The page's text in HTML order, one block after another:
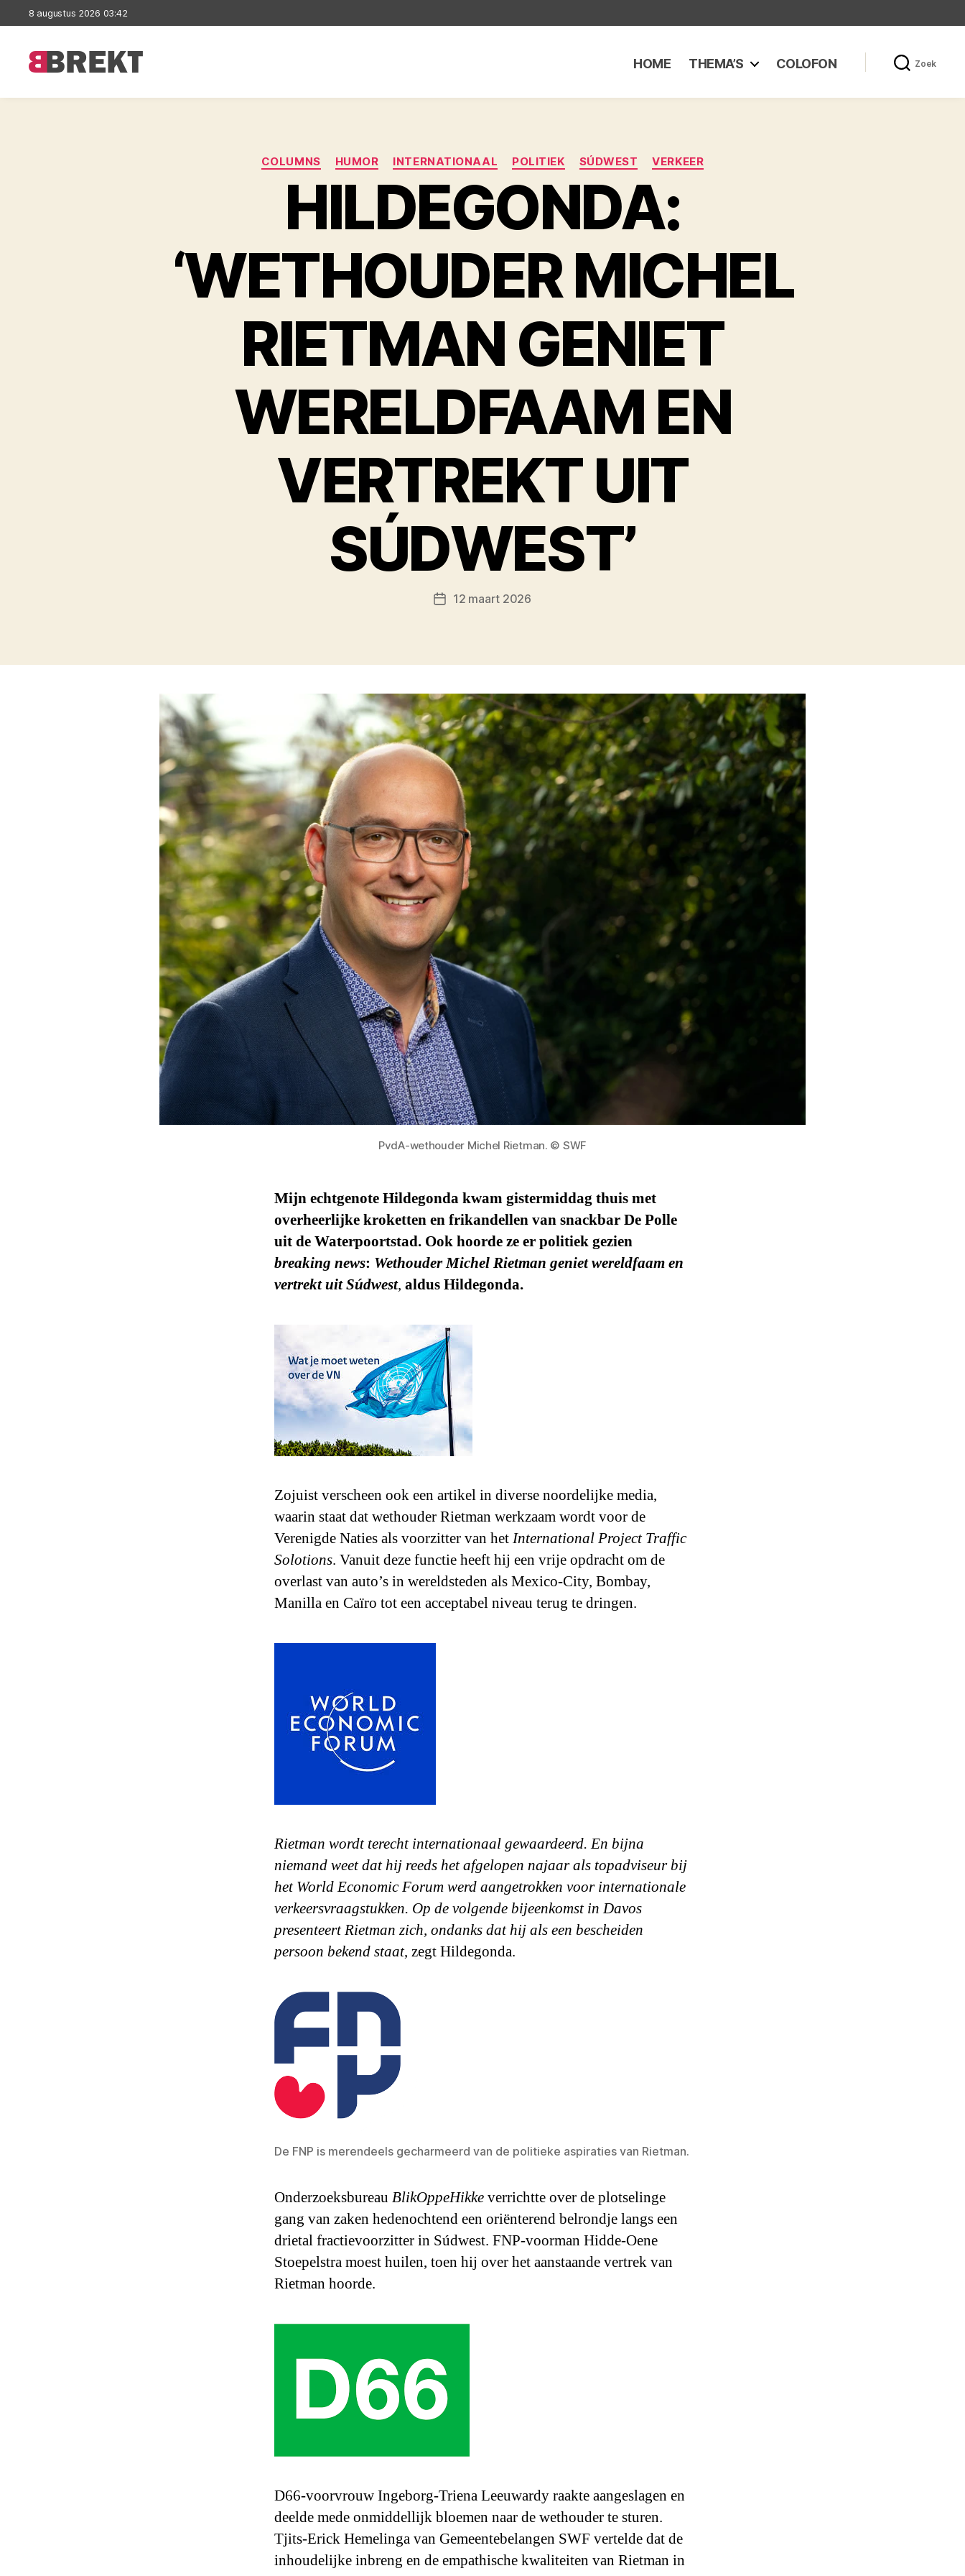
8 augustus 2026 03:42
HOME THEMA’S COLOFON Zoek
Categorieën
COLUMNS HUMOR INTERNATIONAAL POLITIEK SÚDWEST VERKEER
HILDEGONDA:
‘WETHOUDER MICHEL
RIETMAN GENIET
WERELDFAAM EN
VERTREKT UIT
SÚDWEST’
Berichtdatum
12 maart 2026
PvdA-wethouder Michel Rietman. © SWF
Mijn echtgenote Hildegonda kwam gistermiddag thuis met
overheerlijke kroketten en frikandellen van snackbar De Polle
uit de Waterpoortstad. Ook hoorde ze er politiek gezien
breaking news: Wethouder Michel Rietman geniet wereldfaam en
vertrekt uit Súdwest, aldus Hildegonda.
Zojuist verscheen ook een artikel in diverse noordelijke media,
waarin staat dat wethouder Rietman werkzaam wordt voor de
Verenigde Naties als voorzitter van hetInternational Project Traffic
Solotions. Vanuit deze functie heeft hij een vrije opdracht om de
overlast van auto’s in wereldsteden als Mexico-City, Bombay,
Manilla en Caïro tot een acceptabel niveau terug te dringen.
Rietman wordt terecht internationaal gewaardeerd. En bijna
niemand weet dat hij reeds het afgelopen najaar als topadviseur bij
het World Economic Forum werd aangetrokken voor internationale
verkeersvraagstukken. Op de volgende bijeenkomst in Davos
presenteert Rietman zich, ondanks dat hij als een bescheiden
persoon bekend staat, zegt Hildegonda.
De FNP is merendeels gecharmeerd van de politieke aspiraties van Rietman.
Onderzoeksbureau BlikOppeHikkeverrichtte over de plotselinge
gang van zaken hedenochtend een oriënterend belrondje langs een
drietal fractievoorzitter in Súdwest. FNP-voorman Hidde-Oene
Stoepelstra moest huilen, toen hij over het aanstaande vertrek van
Rietman hoorde.
D66-voorvrouw Ingeborg-Triena Leeuwardy raakte aangeslagen en
deelde mede onmiddellijk bloemen naar de wethouder te sturen.
Tjits-Erick Hemelinga van Gemeentebelangen SWF vertelde dat de
inhoudelijke inbreng en de empathische kwaliteiten van Rietman in